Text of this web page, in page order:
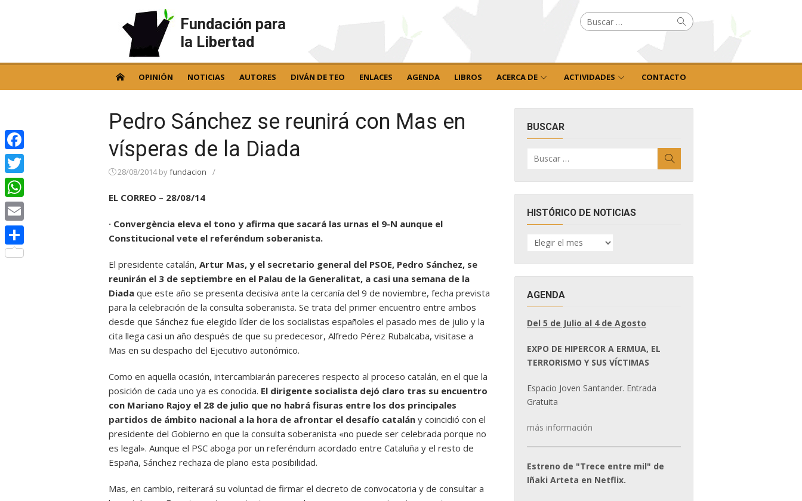
Fundación para
la Libertad
Buscar
por: Buscar
OPINIÓN NOTICIAS AUTORES DIVÁN DE TEO ENLACES AGENDA LIBROS ACERCA DE ACTIVIDADES CONTACTO
Pedro Sánchez se reunirá con Mas en
vísperas de la Diada
28/08/2014byfundacion /
EL CORREO – 28/08/14
· Convergència eleva el tono y afirma que sacará las urnas el 9-N aunque el
Constitucional vete el referéndum soberanista.
El presidente catalán, Artur Mas, y el secretario general del PSOE, Pedro Sánchez, se
reunirán el 3 de septiembre en el Palau de la Generalitat, a casi una semana de la
Diada que este año se presenta decisiva ante la cercanía del 9 de noviembre, fecha prevista
para la celebración de la consulta soberanista. Se trata del primer encuentro entre ambos
desde que Sánchez fue elegido líder de los socialistas españoles el pasado mes de julio y la
cita llega casi un año después de que su predecesor, Alfredo Pérez Rubalcaba, visitase a
Mas en su despacho del Ejecutivo autonómico.
Como en aquella ocasión, intercambiarán pareceres respecto al proceso catalán, en el que la
posición de cada uno ya es conocida. El dirigente socialista dejó claro tras su encuentro
con Mariano Rajoy el 28 de julio que no habrá fisuras entre los dos principales
partidos de ámbito nacional a la hora de afrontar el desafío catalán y coincidió con el
presidente del Gobierno en que la consulta soberanista «no puede ser celebrada porque no
es legal». Aunque el PSC aboga por un referéndum acordado entre Cataluña y el resto de
España, Sánchez rechaza de plano esta posibilidad.
Mas, en cambio, reiterará su voluntad de firmar el decreto de convocatoria y de consultar a
BUSCAR
por:
HISTÓRICO DE NOTICIAS
HISTÓRICO
DE
AGENDA
Del 5 de Julio al 4 de Agosto
EXPO DE HIPERCOR A ERMUA, EL
TERRORISMO Y SUS VÍCTIMAS
Espacio Joven Santander. Entrada
Gratuita
más información
Estreno de "Trece entre mil" de
Iñaki Arteta en Netflix.
Facebook
Twitter
WhatsApp
Email
Compartir